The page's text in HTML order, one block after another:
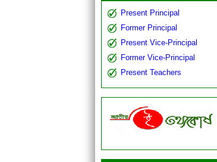
Present Principal
Former Principal
Present Vice-Principal
Former Vice-Principal
Present Teachers